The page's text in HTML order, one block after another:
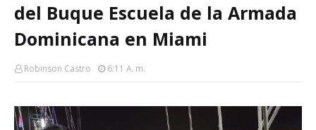
del Buque Escuela de la Armada
Dominicana en Miami
Robinson Castro 6:11 A. M.